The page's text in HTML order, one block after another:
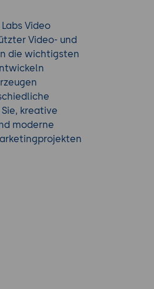
Video
Video- und
die wichtigsten
kreative
moderne